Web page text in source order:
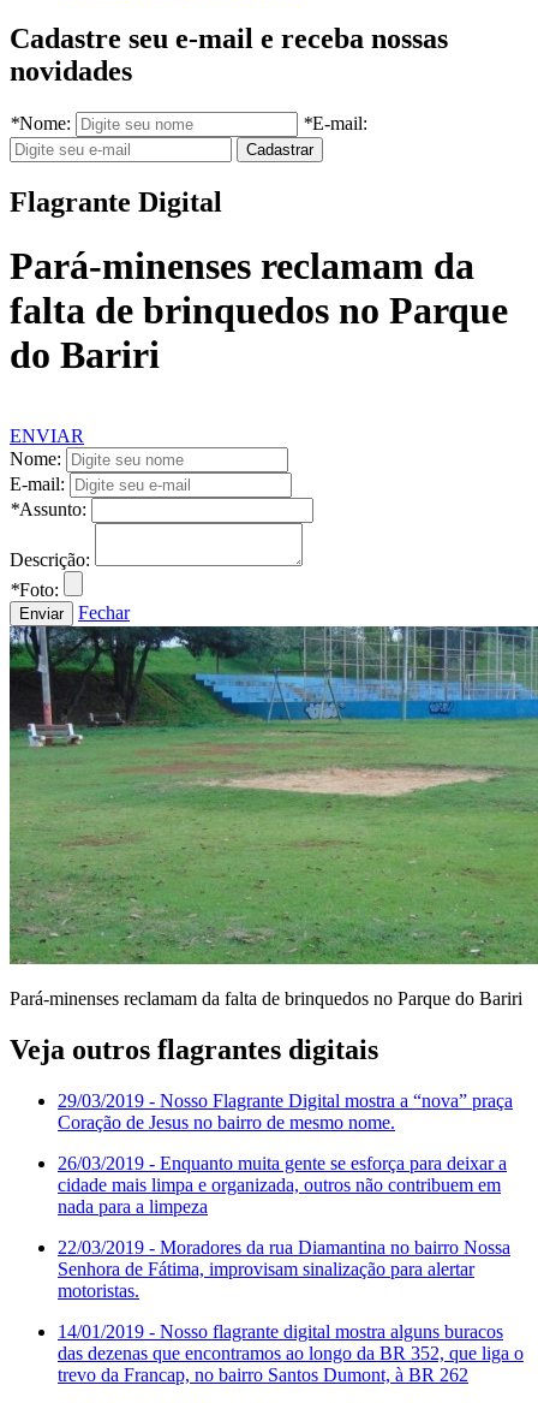
Cadastre seu e-mail e receba nossas
novidades
*Nome: *E-mail:
Flagrante Digital
Pará-minenses reclamam da
falta de brinquedos no Parque
do Bariri
ENVIAR
Nome:
E-mail:
*Assunto:
Descrição:
*Foto:
Fechar
Pará-minenses reclamam da falta de brinquedos no Parque do Bariri
Veja outros flagrantes digitais
29/03/2019 - Nosso Flagrante Digital mostra a “nova” praça
Coração de Jesus no bairro de mesmo nome.
26/03/2019 - Enquanto muita gente se esforça para deixar a
cidade mais limpa e organizada, outros não contribuem em
nada para a limpeza
22/03/2019 - Moradores da rua Diamantina no bairro Nossa
Senhora de Fátima, improvisam sinalização para alertar
motoristas.
14/01/2019 - Nosso flagrante digital mostra alguns buracos
das dezenas que encontramos ao longo da BR 352, que liga o
trevo da Francap, no bairro Santos Dumont, à BR 262